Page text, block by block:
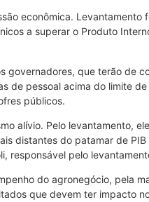
econômica.
a superar o Produto
que terão de
de pessoal acima do limite
públicos.
alívio. Pelo levantamento,
distantes do patamar de
pelo
do agronegócio, pela
que devem ter impacto